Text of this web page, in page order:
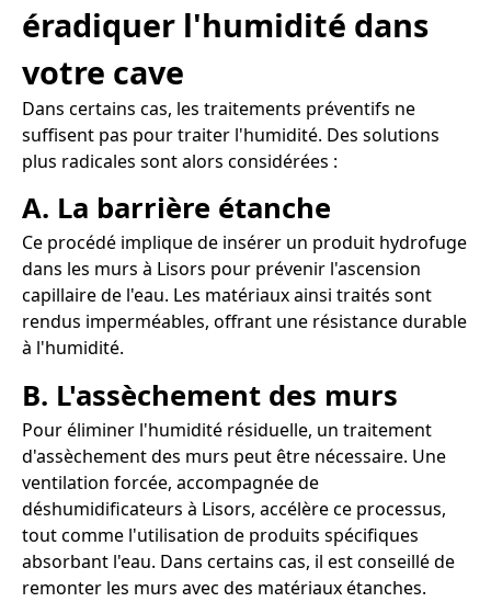
éradiquer l'humidité dans
votre cave
Dans certains cas, les traitements préventifs ne
suffisent pas pour traiter l'humidité. Des solutions
plus radicales sont alors considérées :
A. La barrière étanche
Ce procédé implique de insérer un produit hydrofuge
dans les murs à Lisors pour prévenir l'ascension
capillaire de l'eau. Les matériaux ainsi traités sont
rendus imperméables, offrant une résistance durable
à l'humidité.
B. L'assèchement des murs
Pour éliminer l'humidité résiduelle, un traitement
d'assèchement des murs peut être nécessaire. Une
ventilation forcée, accompagnée de
déshumidificateurs à Lisors, accélère ce processus,
tout comme l'utilisation de produits spécifiques
absorbant l'eau. Dans certains cas, il est conseillé de
remonter les murs avec des matériaux étanches.